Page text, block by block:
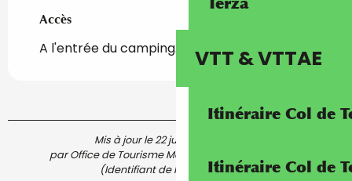
VTT & VTTAE
Itinéraire Col de
Itinéraire Col de
Accès
Accès
A l'entrée du camping.
Mis à jour le 22 juillet 2024 à 09:52
par Office de Tourisme Menton, Riviera & Merveilles
(Identifiant de l'offre : 5426319)